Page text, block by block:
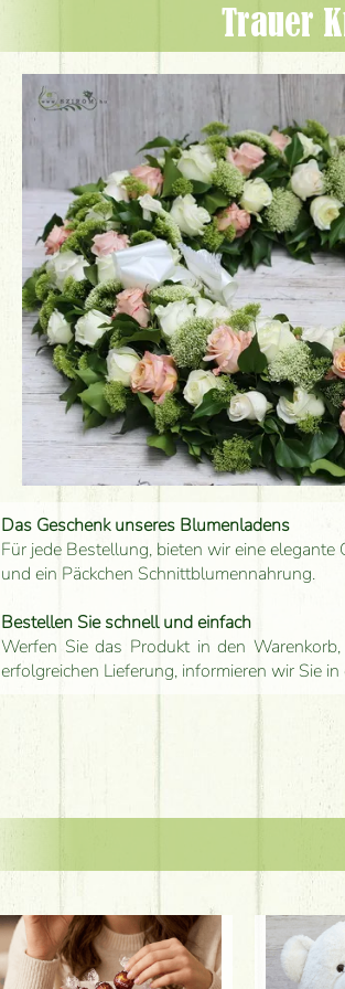
Trauer
Das Geschenk unseres Blumenladens
Für jede Bestellung, bieten wir eine
und ein Päckchen Schnittblumennahrung.
Bestellen Sie schnell und einfach
Werfen Sie das Produkt in den
erfolgreichen Lieferung, informieren wir Sie